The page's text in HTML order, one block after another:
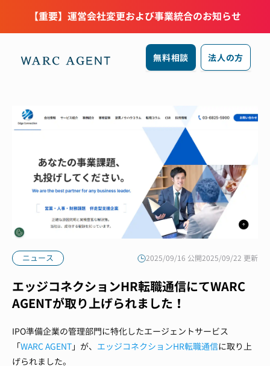
【重要】運営会社変更および事業統合のお知らせ
無料相談 法人の方
ニュース 2025/09/16 公開2025/09/22 更新
エッジコネクションHR転職通信にてWARC
AGENTが取り上げられました！
IPO準備企業の管理部門に特化したエージェントサービス
「WARC AGENT 」が、 エッジコネクションHR転職通信に取り上
げられました。